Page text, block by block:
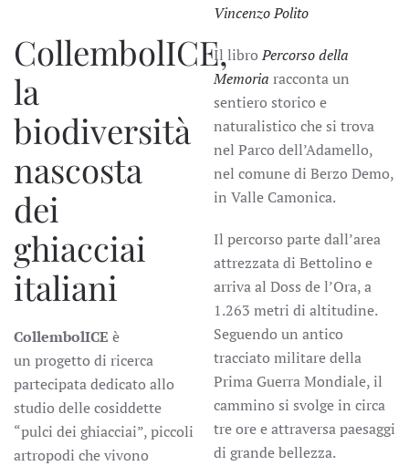
CollembolICE,
la
biodiversità
nascosta
dei
ghiacciai
italiani
CollembolICE è
un progetto di ricerca
partecipata dedicato allo
studio delle cosiddette
“pulci dei ghiacciai”, piccoli
artropodi che vivono
Vincenzo Polito
Il libroPercorso della
Memoria racconta un
sentiero storico e
naturalistico che si trova
nel Parco dell’Adamello,
nel comune di Berzo Demo,
in Valle Camonica.
Il percorso parte dall’area
attrezzata di Bettolino e
arriva al Doss de l’Ora, a
1.263 metri di altitudine.
Seguendo un antico
tracciato militare della
Prima Guerra Mondiale, il
cammino si svolge in circa
tre ore e attraversa paesaggi
di grande bellezza.